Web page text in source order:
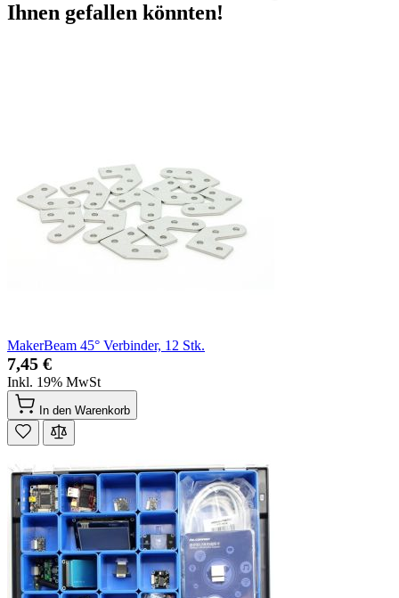
Ihnen gefallen könnten!
MakerBeam 45° Verbinder, 12 Stk.
7,45 €
Inkl. 19% MwSt
In den Warenkorb